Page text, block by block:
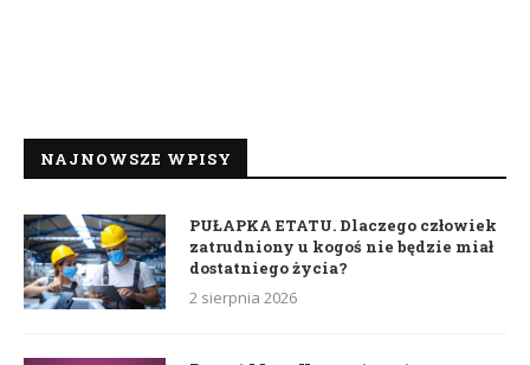
NAJNOWSZE WPISY
PUŁAPKA ETATU. Dlaczego człowiek
zatrudniony u kogoś nie będzie miał
dostatniego życia?
2 sierpnia 2026